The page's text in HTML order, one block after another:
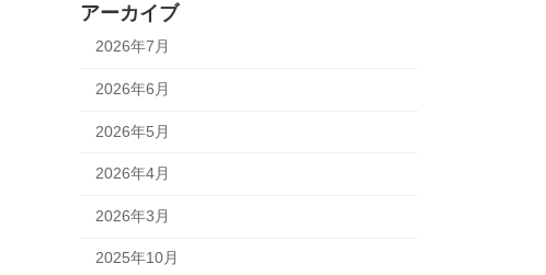
アーカイブ
2026年7月
2026年6月
2026年5月
2026年4月
2026年3月
2025年10月